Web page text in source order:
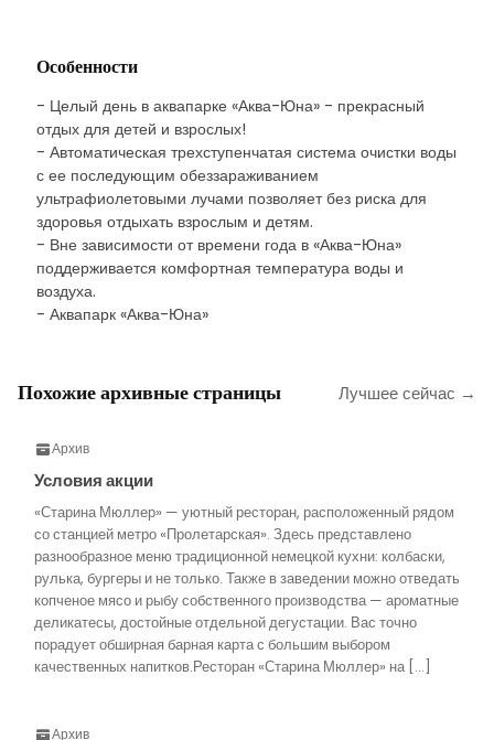
Особенности
- Целый день в аквапарке «Аква-Юна» - прекрасный
отдых для детей и взрослых!
- Автоматическая трехступенчатая система очистки воды
с ее последующим обеззараживанием
ультрафиолетовыми лучами позволяет без риска для
здоровья отдыхать взрослым и детям.
- Вне зависимости от времени года в «Аква-Юна»
поддерживается комфортная температура воды и
воздуха.
- Аквапарк «Аква-Юна»
Похожие архивные страницы Лучшее сейчас →
Архив
Условия акции
«Старина Мюллер» — уютный ресторан, расположенный рядом
со станцией метро «Пролетарская». Здесь представлено
разнообразное меню традиционной немецкой кухни: колбаски,
рулька, бургеры и не только. Также в заведении можно отведать
копченое мясо и рыбу собственного производства — ароматные
деликатесы, достойные отдельной дегустации. Вас точно
порадует обширная барная карта с большим выбором
качественных напитков.Ресторан «Старина Мюллер» на […]
Архив